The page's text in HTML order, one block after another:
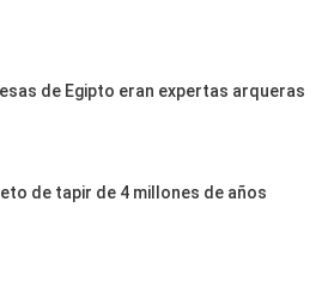
de Egipto eran expertas arqueras
de tapir de 4 millones de años